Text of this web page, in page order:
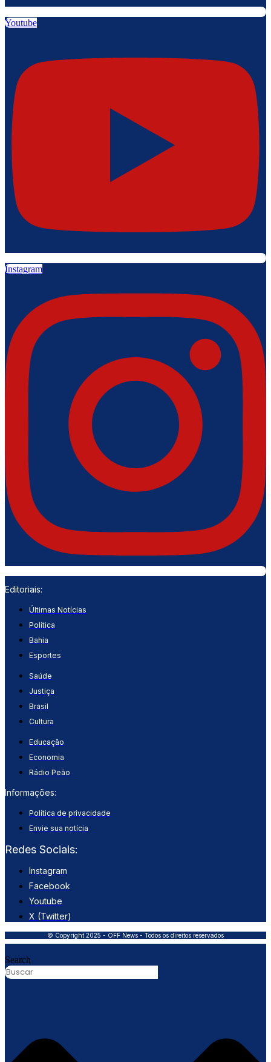
Youtube
Instagram
Editoriais:
Últimas Notícias
Política
Bahia
Esportes
Saúde
Justiça
Brasil
Cultura
Educação
Economia
Rádio Peão
Informações:
Política de privacidade
Envie sua notícia
Redes Sociais:
Instagram
Facebook
Youtube
X (Twitter)
© Copyright 2025 - OFF News - Todos os direitos reservados
Search